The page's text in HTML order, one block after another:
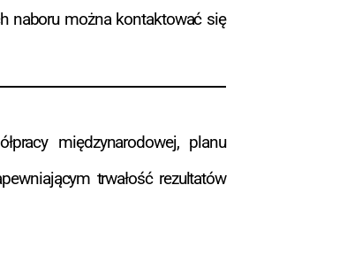
naboru można kontaktować się
międzynarodowej, planu
trwałość rezultatów